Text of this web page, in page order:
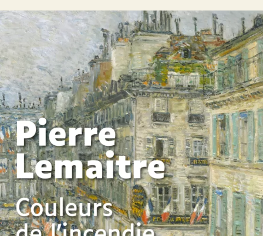
Couleurs de l’incendie
Pierre Lemaitre